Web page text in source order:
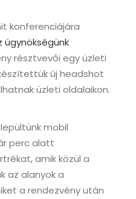
konferenciájára
résztvevői egy üzleti
új headshot
üzleti oldalaikon.
mobil
perc alatt
amik közül a
az alanyok a
a rendezvény után